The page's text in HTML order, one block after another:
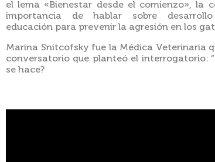
el lema «Bienestar desde el comienzo», la
importancia de hablar sobre
educación para prevenir la agresión en los
Marina Snitcofsky fue la Médica Veterinaria
conversatorio que planteó el interrogatorio:
se hace?